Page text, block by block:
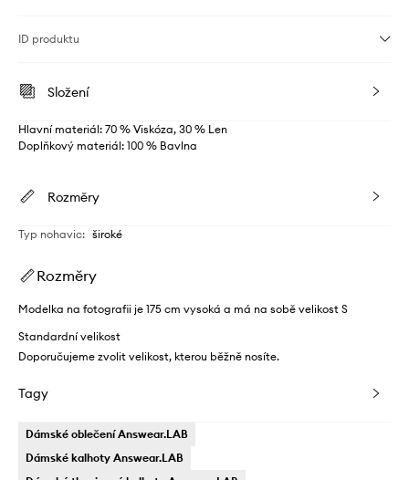
ID produktu
Složení
Hlavní materiál: 70 % Viskóza, 30 % Len
Doplňkový materiál: 100 % Bavlna
Rozměry
Typ nohavic: široké
Rozměry
Modelka na fotografii je 175 cm vysoká a má na sobě velikost S
Standardní velikost
Doporučujeme zvolit velikost, kterou běžně nosíte.
Tagy
Dámské oblečení Answear.LAB
Dámské kalhoty Answear.LAB